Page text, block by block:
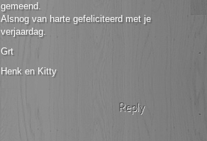
gemeend.
Alsnog van harte gefeliciteerd met je
verjaardag.
Grt
Henk en Kitty
Reply